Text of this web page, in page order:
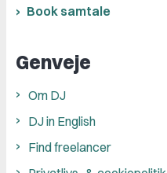
Book samtale
Genveje
Om DJ
DJ in English
Find freelancer